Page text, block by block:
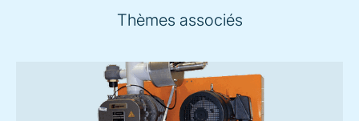
Thèmes associés